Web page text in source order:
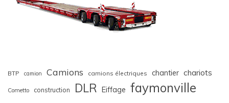
BTP camion Camions camions électriques chantier chariots
Cometto construction DLR Eiffage faymonville